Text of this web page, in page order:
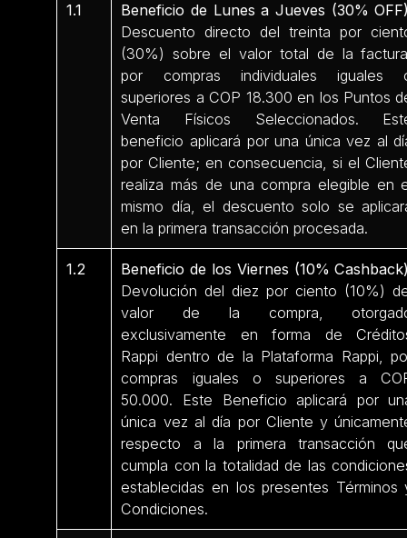
1.1
Beneficio de Lunes a Jueves (30%
Descuento directo del treinta por
(30%) sobre el valor total de la
por compras individuales iguales
superiores a COP 18.300 en los Puntos
Venta Físicos Seleccionados.
beneficio aplicará por una única vez al
por Cliente; en consecuencia, si el
realiza más de una compra elegible en
mismo día, el descuento solo se
en la primera transacción procesada.
1.2
Beneficio de los Viernes (10%
Devolución del diez por ciento (10%)
valor de la compra,
exclusivamente en forma de
Rappi dentro de la Plataforma Rappi,
compras iguales o superiores a
50.000. Este Beneficio aplicará por
única vez al día por Cliente y
respecto a la primera transacción
cumpla con la totalidad de las
establecidas en los presentes Términos
Condiciones.